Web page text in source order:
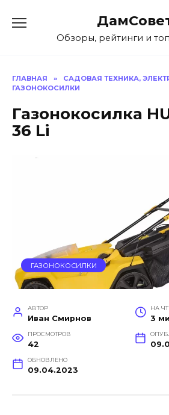
содержаниюОбзоры, рейтинги и
ГЛАВНАЯ » САДОВАЯ ТЕХНИКА,
ГАЗОНОКОСИЛКИ
Газонокосилка
36 Li
ГАЗОНОКОСИЛКИ
АВТОР
Иван Смирнов
НА
3
ПРОСМОТРОВ
42
ОБНОВЛЕНО
09.04.2023